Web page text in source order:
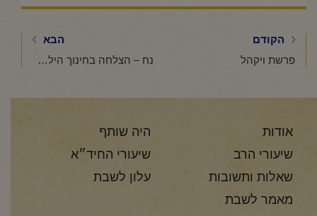
הקודם
פרשת ויקהל
הבא
נח – הצלחה בחינוך הילדים
אודות
היה שותף
שיעורי הרב
שיעורי החיד״א
שאלות ותשובות
עלון לשבת
מאמר לשבת